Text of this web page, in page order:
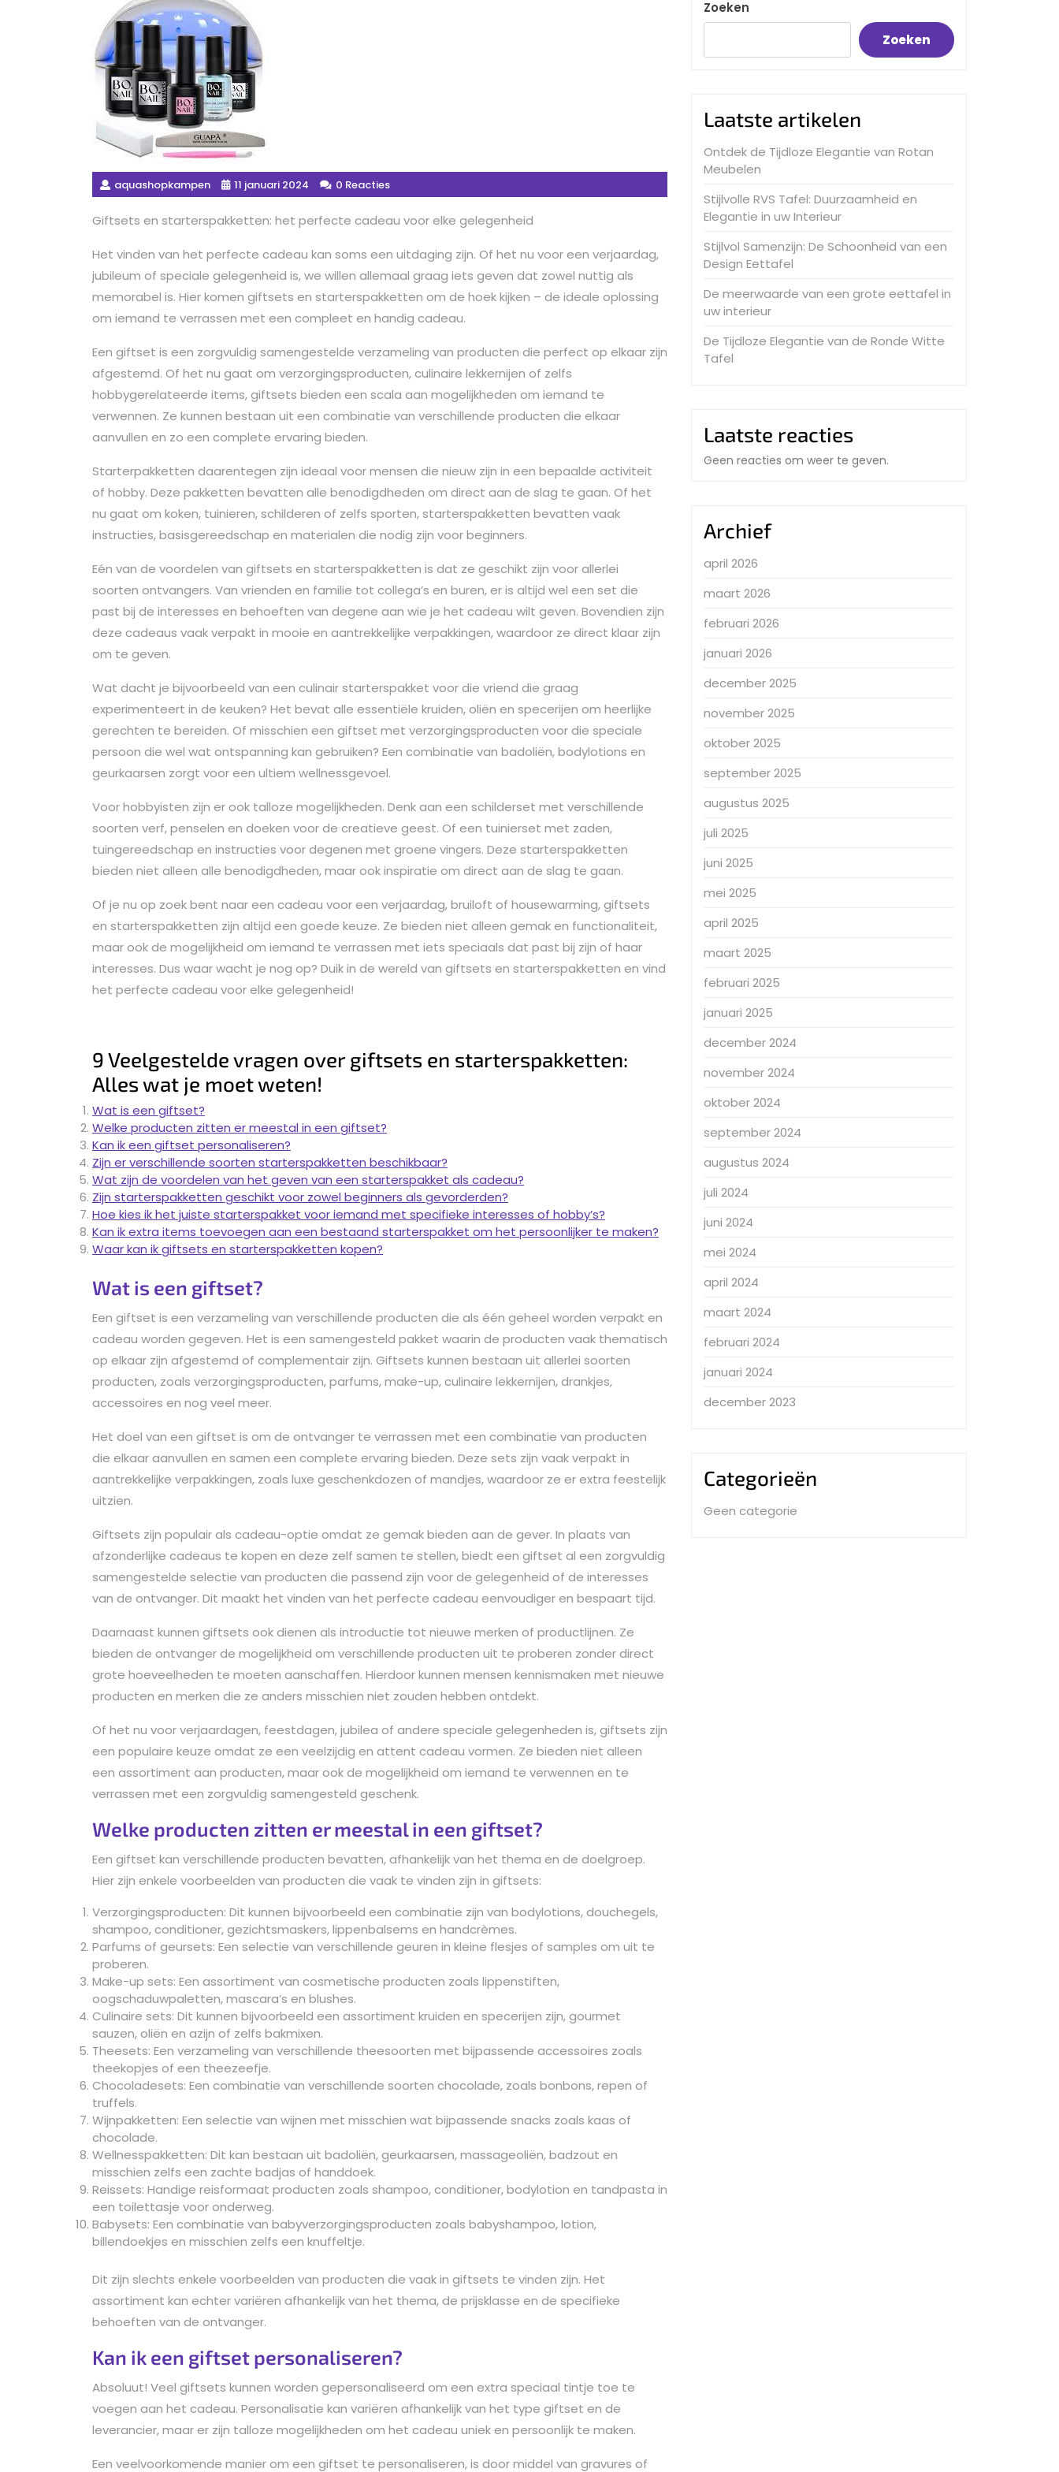
aquashopkampen 11 januari 2024 0 Reacties
Giftsets en starterspakketten: het perfecte cadeau voor elke gelegenheid
Het vinden van het perfecte cadeau kan soms een uitdaging zijn. Of het nu voor een verjaardag,
jubileum of speciale gelegenheid is, we willen allemaal graag iets geven dat zowel nuttig als
memorabel is. Hier komen giftsets en starterspakketten om de hoek kijken – de ideale oplossing
om iemand te verrassen met een compleet en handig cadeau.
Een giftset is een zorgvuldig samengestelde verzameling van producten die perfect op elkaar zijn
afgestemd. Of het nu gaat om verzorgingsproducten, culinaire lekkernijen of zelfs
hobbygerelateerde items, giftsets bieden een scala aan mogelijkheden om iemand te
verwennen. Ze kunnen bestaan uit een combinatie van verschillende producten die elkaar
aanvullen en zo een complete ervaring bieden.
Starterpakketten daarentegen zijn ideaal voor mensen die nieuw zijn in een bepaalde activiteit
of hobby. Deze pakketten bevatten alle benodigdheden om direct aan de slag te gaan. Of het
nu gaat om koken, tuinieren, schilderen of zelfs sporten, starterspakketten bevatten vaak
instructies, basisgereedschap en materialen die nodig zijn voor beginners.
Eén van de voordelen van giftsets en starterspakketten is dat ze geschikt zijn voor allerlei
soorten ontvangers. Van vrienden en familie tot collega’s en buren, er is altijd wel een set die
past bij de interesses en behoeften van degene aan wie je het cadeau wilt geven. Bovendien zijn
deze cadeaus vaak verpakt in mooie en aantrekkelijke verpakkingen, waardoor ze direct klaar zijn
om te geven.
Wat dacht je bijvoorbeeld van een culinair starterspakket voor die vriend die graag
experimenteert in de keuken? Het bevat alle essentiële kruiden, oliën en specerijen om heerlijke
gerechten te bereiden. Of misschien een giftset met verzorgingsproducten voor die speciale
persoon die wel wat ontspanning kan gebruiken? Een combinatie van badoliën, bodylotions en
geurkaarsen zorgt voor een ultiem wellnessgevoel.
Voor hobbyisten zijn er ook talloze mogelijkheden. Denk aan een schilderset met verschillende
soorten verf, penselen en doeken voor de creatieve geest. Of een tuinierset met zaden,
tuingereedschap en instructies voor degenen met groene vingers. Deze starterspakketten
bieden niet alleen alle benodigdheden, maar ook inspiratie om direct aan de slag te gaan.
Of je nu op zoek bent naar een cadeau voor een verjaardag, bruiloft of housewarming, giftsets
en starterspakketten zijn altijd een goede keuze. Ze bieden niet alleen gemak en functionaliteit,
maar ook de mogelijkheid om iemand te verrassen met iets speciaals dat past bij zijn of haar
interesses. Dus waar wacht je nog op? Duik in de wereld van giftsets en starterspakketten en vind
het perfecte cadeau voor elke gelegenheid!
9 Veelgestelde vragen over giftsets en starterspakketten:
Alles wat je moet weten!
Wat is een giftset?
Welke producten zitten er meestal in een giftset?
Kan ik een giftset personaliseren?
Zijn er verschillende soorten starterspakketten beschikbaar?
Wat zijn de voordelen van het geven van een starterspakket als cadeau?
Zijn starterspakketten geschikt voor zowel beginners als gevorderden?
Hoe kies ik het juiste starterspakket voor iemand met specifieke interesses of hobby’s?
Kan ik extra items toevoegen aan een bestaand starterspakket om het persoonlijker te maken?
Waar kan ik giftsets en starterspakketten kopen?
Wat is een giftset?
Een giftset is een verzameling van verschillende producten die als één geheel worden verpakt en
cadeau worden gegeven. Het is een samengesteld pakket waarin de producten vaak thematisch
op elkaar zijn afgestemd of complementair zijn. Giftsets kunnen bestaan uit allerlei soorten
producten, zoals verzorgingsproducten, parfums, make-up, culinaire lekkernijen, drankjes,
accessoires en nog veel meer.
Het doel van een giftset is om de ontvanger te verrassen met een combinatie van producten
die elkaar aanvullen en samen een complete ervaring bieden. Deze sets zijn vaak verpakt in
aantrekkelijke verpakkingen, zoals luxe geschenkdozen of mandjes, waardoor ze er extra feestelijk
uitzien.
Giftsets zijn populair als cadeau-optie omdat ze gemak bieden aan de gever. In plaats van
afzonderlijke cadeaus te kopen en deze zelf samen te stellen, biedt een giftset al een zorgvuldig
samengestelde selectie van producten die passend zijn voor de gelegenheid of de interesses
van de ontvanger. Dit maakt het vinden van het perfecte cadeau eenvoudiger en bespaart tijd.
Daarnaast kunnen giftsets ook dienen als introductie tot nieuwe merken of productlijnen. Ze
bieden de ontvanger de mogelijkheid om verschillende producten uit te proberen zonder direct
grote hoeveelheden te moeten aanschaffen. Hierdoor kunnen mensen kennismaken met nieuwe
producten en merken die ze anders misschien niet zouden hebben ontdekt.
Of het nu voor verjaardagen, feestdagen, jubilea of andere speciale gelegenheden is, giftsets zijn
een populaire keuze omdat ze een veelzijdig en attent cadeau vormen. Ze bieden niet alleen
een assortiment aan producten, maar ook de mogelijkheid om iemand te verwennen en te
verrassen met een zorgvuldig samengesteld geschenk.
Welke producten zitten er meestal in een giftset?
Een giftset kan verschillende producten bevatten, afhankelijk van het thema en de doelgroep.
Hier zijn enkele voorbeelden van producten die vaak te vinden zijn in giftsets:
Verzorgingsproducten: Dit kunnen bijvoorbeeld een combinatie zijn van bodylotions, douchegels,
shampoo, conditioner, gezichtsmaskers, lippenbalsems en handcrèmes.
Parfums of geursets: Een selectie van verschillende geuren in kleine flesjes of samples om uit te
proberen.
Make-up sets: Een assortiment van cosmetische producten zoals lippenstiften,
oogschaduwpaletten, mascara’s en blushes.
Culinaire sets: Dit kunnen bijvoorbeeld een assortiment kruiden en specerijen zijn, gourmet
sauzen, oliën en azijn of zelfs bakmixen.
Theesets: Een verzameling van verschillende theesoorten met bijpassende accessoires zoals
theekopjes of een theezeefje.
Chocoladesets: Een combinatie van verschillende soorten chocolade, zoals bonbons, repen of
truffels.
Wijnpakketten: Een selectie van wijnen met misschien wat bijpassende snacks zoals kaas of
chocolade.
Wellnesspakketten: Dit kan bestaan uit badoliën, geurkaarsen, massageoliën, badzout en
misschien zelfs een zachte badjas of handdoek.
Reissets: Handige reisformaat producten zoals shampoo, conditioner, bodylotion en tandpasta in
een toilettasje voor onderweg.
Babysets: Een combinatie van babyverzorgingsproducten zoals babyshampoo, lotion,
billendoekjes en misschien zelfs een knuffeltje.
Dit zijn slechts enkele voorbeelden van producten die vaak in giftsets te vinden zijn. Het
assortiment kan echter variëren afhankelijk van het thema, de prijsklasse en de specifieke
behoeften van de ontvanger.
Kan ik een giftset personaliseren?
Absoluut! Veel giftsets kunnen worden gepersonaliseerd om een extra speciaal tintje toe te
voegen aan het cadeau. Personalisatie kan variëren afhankelijk van het type giftset en de
leverancier, maar er zijn talloze mogelijkheden om het cadeau uniek en persoonlijk te maken.
Een veelvoorkomende manier om een giftset te personaliseren, is door middel van gravures of
Zoeken
Zoeken
Laatste artikelen
Ontdek de Tijdloze Elegantie van Rotan
Meubelen
Stijlvolle RVS Tafel: Duurzaamheid en
Elegantie in uw Interieur
Stijlvol Samenzijn: De Schoonheid van een
Design Eettafel
De meerwaarde van een grote eettafel in
uw interieur
De Tijdloze Elegantie van de Ronde Witte
Tafel
Laatste reacties
Geen reacties om weer te geven.
Archief
april 2026
maart 2026
februari 2026
januari 2026
december 2025
november 2025
oktober 2025
september 2025
augustus 2025
juli 2025
juni 2025
mei 2025
april 2025
maart 2025
februari 2025
januari 2025
december 2024
november 2024
oktober 2024
september 2024
augustus 2024
juli 2024
juni 2024
mei 2024
april 2024
maart 2024
februari 2024
januari 2024
december 2023
Categorieën
Geen categorie